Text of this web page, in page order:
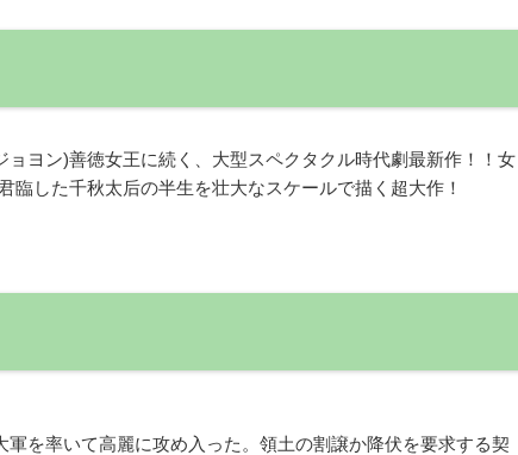
ヨン)善徳女王に続く、大型スペクタクル時代劇最新作！！女
臨した千秋太后の半生を壮大なスケールで描く超大作！
を率いて高麗に攻め入った。領土の割譲か降伏を要求する契